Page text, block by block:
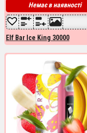
Немає в наявності
Elf Bar Ice King 30000